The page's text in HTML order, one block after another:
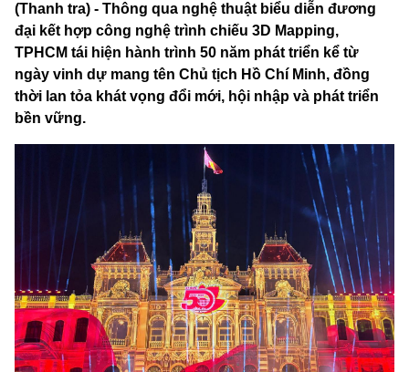
(Thanh tra) - Thông qua nghệ thuật biểu diễn đương
đại kết hợp công nghệ trình chiếu 3D Mapping,
TPHCM tái hiện hành trình 50 năm phát triển kể từ
ngày vinh dự mang tên Chủ tịch Hồ Chí Minh, đồng
thời lan tỏa khát vọng đổi mới, hội nhập và phát triển
bền vững.